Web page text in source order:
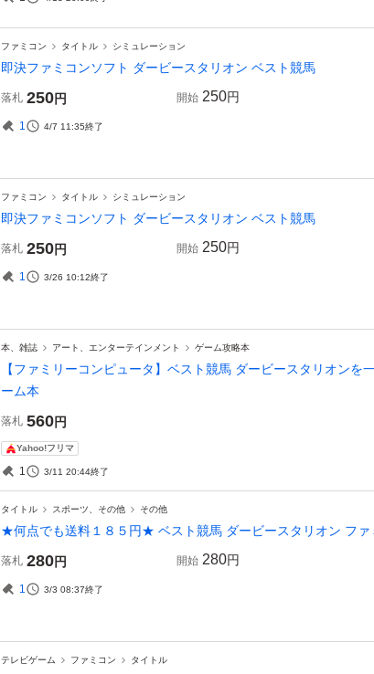
ファミコン タイトル シミュレーション
即決ファミコンソフト ダービースタリオン ベスト競馬
落札 250円 開始 250円
1 4/7 11:35終了
ファミコン タイトル シミュレーション
即決ファミコンソフト ダービースタリオン ベスト競馬
落札 250円 開始 250円
1 3/26 10:12終了
本、雑誌 アート、エンターテインメント ゲーム攻略本
【ファミリーコンピュータ】ベスト競馬 ダービースタリオン
ーム本
落札 560円
Yahoo!フリマ
1 3/11 20:44終了
タイトル スポーツ、その他 その他
★何点でも送料１８５円★ ベスト競馬 ダービースタリオン フ
落札 280円 開始 280円
1 3/3 08:37終了
テレビゲーム ファミコン タイトル